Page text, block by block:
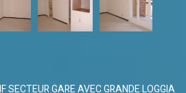
SECTEUR GARE AVEC GRANDE LOGGIA